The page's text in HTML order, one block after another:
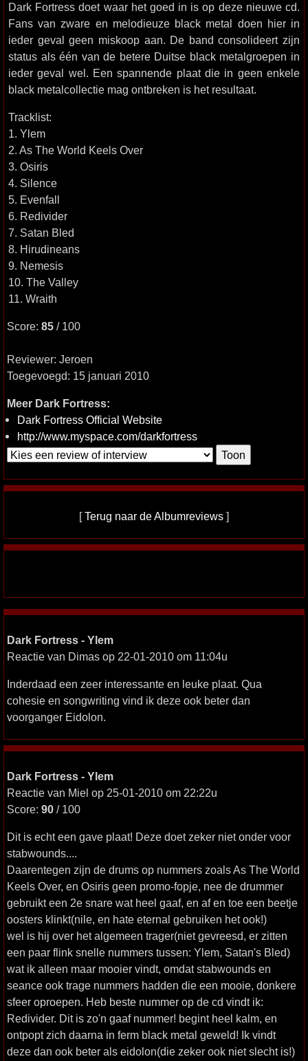
Dark Fortress doet waar het goed in is op deze nieuwe cd.
Fans van zware en melodieuze black metal doen hier in
ieder geval geen miskoop aan. De band consolideert zijn
status als één van de betere Duitse black metalgroepen in
ieder geval wel. Een spannende plaat die in geen enkele
black metalcollectie mag ontbreken is het resultaat.
Tracklist:
1. Ylem
2. As The World Keels Over
3. Osiris
4. Silence
5. Evenfall
6. Redivider
7. Satan Bled
8. Hirudineans
9. Nemesis
10. The Valley
11. Wraith
Score: 85 / 100
Reviewer: Jeroen
Toegevoegd: 15 januari 2010
Meer Dark Fortress:
Dark Fortress Official Website
http://www.myspace.com/darkfortress
[Terug naar de Albumreviews ]
Dark Fortress - Ylem
Reactie van Dimas op 22-01-2010 om 11:04u
Inderdaad een zeer interessante en leuke plaat. Qua
cohesie en songwriting vind ik deze ook beter dan
voorganger Eidolon.
Dark Fortress - Ylem
Reactie van Miel op 25-01-2010 om 22:22u
Score: 90 / 100
Dit is echt een gave plaat! Deze doet zeker niet onder voor
stabwounds....
Daarentegen zijn de drums op nummers zoals As The World
Keels Over, en Osiris geen promo-fopje, nee de drummer
gebruikt een 2e snare wat heel gaaf, en af en toe een beetje
oosters klinkt(nile, en hate eternal gebruiken het ook!)
wel is hij over het algemeen trager(niet gevreesd, er zitten
een paar flink snelle nummers tussen: Ylem, Satan's Bled)
wat ik alleen maar mooier vindt, omdat stabwounds en
seance ook trage nummers hadden die een mooie, donkere
sfeer oproepen. Heb beste nummer op de cd vindt ik:
Redivider. Dit is zo'n gaaf nummer! begint heel kalm, en
ontpopt zich daarna in ferm black metal geweld! Ik vindt
deze dan ook beter als eidolon(die zeker ook niet slecht is!)